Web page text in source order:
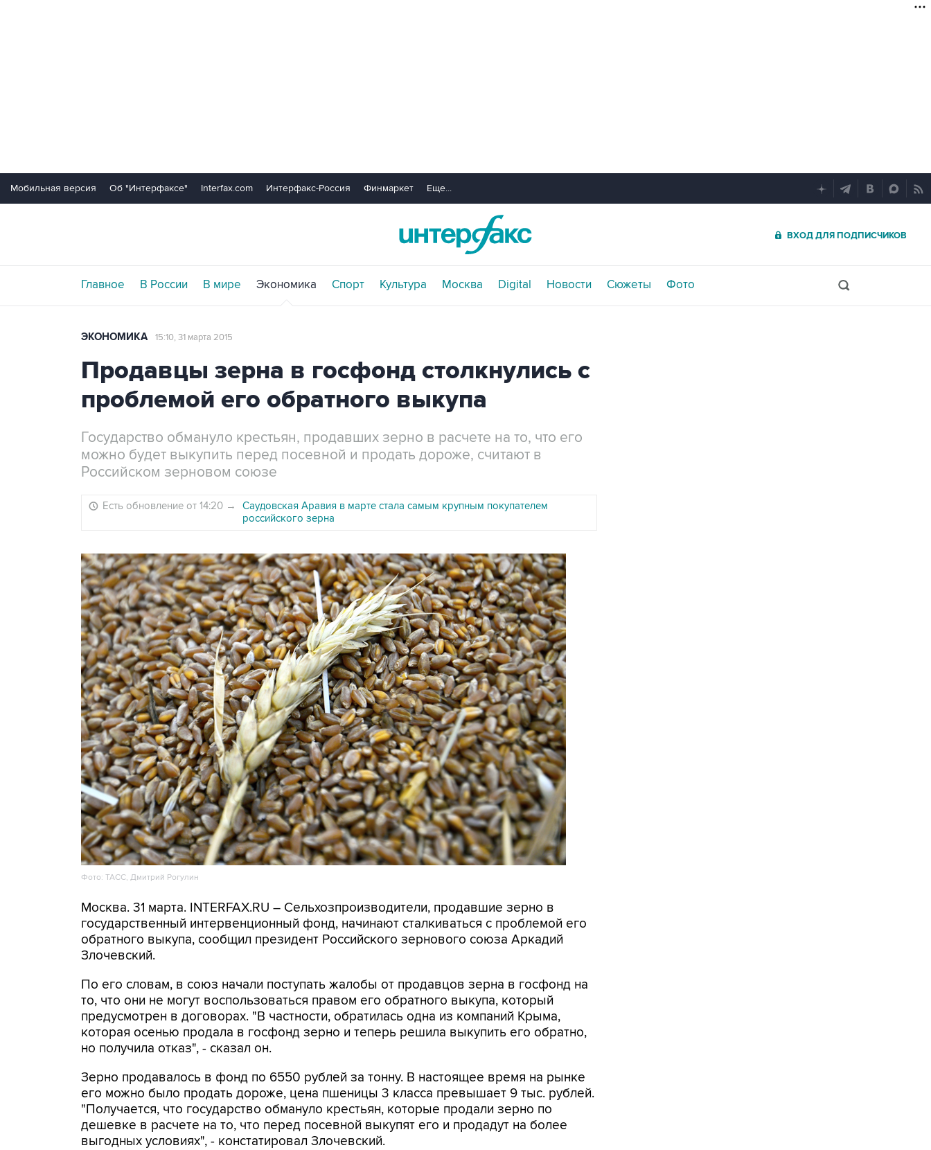
Мобильная версия Об "Интерфаксе" Interfax.com Интерфакс-Россия Финмаркет Еще...
ВХОД ДЛЯ ПОДПИСЧИКОВ
Главное В России В мире Экономика Спорт Культура Москва Digital Новости Сюжеты Фото
ЭКОНОМИКА 15:10, 31 марта 2015
Продавцы зерна в госфонд столкнулись с
проблемой его обратного выкупа
Государство обмануло крестьян, продавших зерно в расчете на то, что его
можно будет выкупить перед посевной и продать дороже, считают в
Российском зерновом союзе
Есть обновление от 14:20 →
Саудовская Аравия в марте стала самым крупным покупателем
российского зерна
Фото: ТАСС, Дмитрий Рогулин
Москва. 31 марта. INTERFAX.RU – Сельхозпроизводители, продавшие зерно в
государственный интервенционный фонд, начинают сталкиваться с проблемой его
обратного выкупа, сообщил президент Российского зернового союза Аркадий
Злочевский.
По его словам, в союз начали поступать жалобы от продавцов зерна в госфонд на
то, что они не могут воспользоваться правом его обратного выкупа, который
предусмотрен в договорах. "В частности, обратилась одна из компаний Крыма,
которая осенью продала в госфонд зерно и теперь решила выкупить его обратно,
но получила отказ", - сказал он.
Зерно продавалось в фонд по 6550 рублей за тонну. В настоящее время на рынке
его можно было продать дороже, цена пшеницы 3 класса превышает 9 тыс. рублей.
"Получается, что государство обмануло крестьян, которые продали зерно по
дешевке в расчете на то, что перед посевной выкупят его и продадут на более
выгодных условиях", - констатировал Злочевский.